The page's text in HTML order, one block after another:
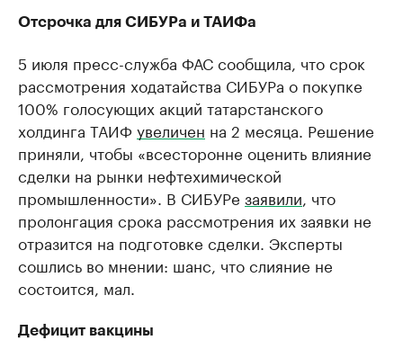
Отсрочка для СИБУРа и ТАИФа
5 июля пресс-служба ФАС сообщила, что срок
рассмотрения ходатайства СИБУРа о покупке
100% голосующих акций татарстанского
холдинга ТАИФ увеличен на 2 месяца. Решение
приняли, чтобы «всесторонне оценить влияние
сделки на рынки нефтехимической
промышленности». В СИБУРе заявили , что
пролонгация срока рассмотрения их заявки не
отразится на подготовке сделки. Эксперты
сошлись во мнении: шанс, что слияние не
состоится, мал.
Дефицит вакцины